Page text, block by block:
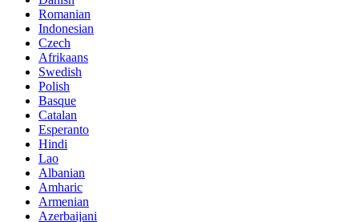
Romanian
Indonesian
Czech
Afrikaans
Swedish
Polish
Basque
Catalan
Esperanto
Hindi
Lao
Albanian
Amharic
Armenian
Azerbaijani